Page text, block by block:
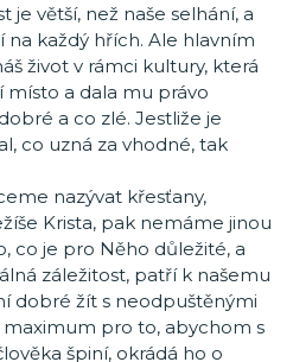
je větší, než naše selhání, a
na každý hřích. Ale hlavním
život v rámci kultury, která
místo a dala mu právo
a co zlé. Jestliže je
co uzná za vhodné, tak
nazývat křesťany,
Krista, pak nemáme jinou
co je pro Něho důležité, a
záležitost, patří k našemu
dobré žít s neodpuštěnými
maximum pro to, abychom s
špiní, okrádá ho o